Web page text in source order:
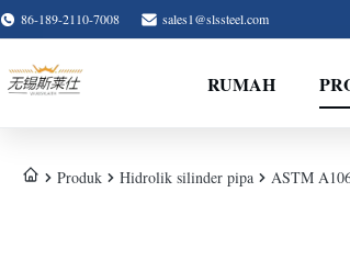
86-189-2110-7008 sales1@slssteel.com
RUMAH
Produk Hidrolik silinder pipa ASTM